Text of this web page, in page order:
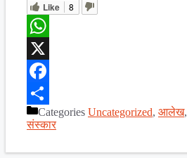
Like 8
WhatsApp
X
Facebook
ShareCategories Uncategorized, आलेख,
संस्कार